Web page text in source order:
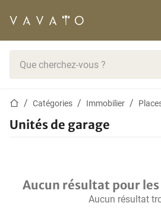
Page d'accueil
Catégories Immobilier
Unités de garage
Aucun résultat pour
Aucun résultat